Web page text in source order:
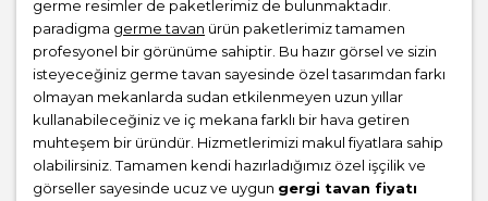
germe resimler de paketlerimiz de bulunmaktadır.
paradigma germe tavan ürün paketlerimiz tamamen
profesyonel bir görünüme sahiptir. Bu hazır görsel ve sizin
isteyeceğiniz germe tavan sayesinde özel tasarımdan farkı
olmayan mekanlarda sudan etkilenmeyen uzun yıllar
kullanabileceğiniz ve iç mekana farklı bir hava getiren
muhteşem bir üründür. Hizmetlerimizi makul fiyatlara sahip
olabilirsiniz. Tamamen kendi hazırladığımız özel işçilik ve
görseller sayesinde ucuz ve uygun gergi tavan fiyatı